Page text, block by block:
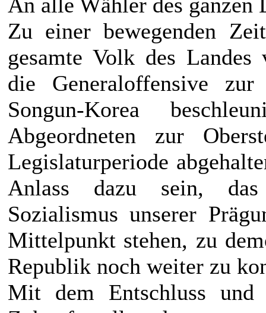
Zu einer bewegenden
gesamte Volk des
die Generaloffensive
Songun-Korea
Abgeordneten zur
Legislaturperiode
Anlass dazu sein, das
Sozialismus unserer
Mittelpunkt stehen, zu
Republik noch weiter zu
Mit dem Entschluss